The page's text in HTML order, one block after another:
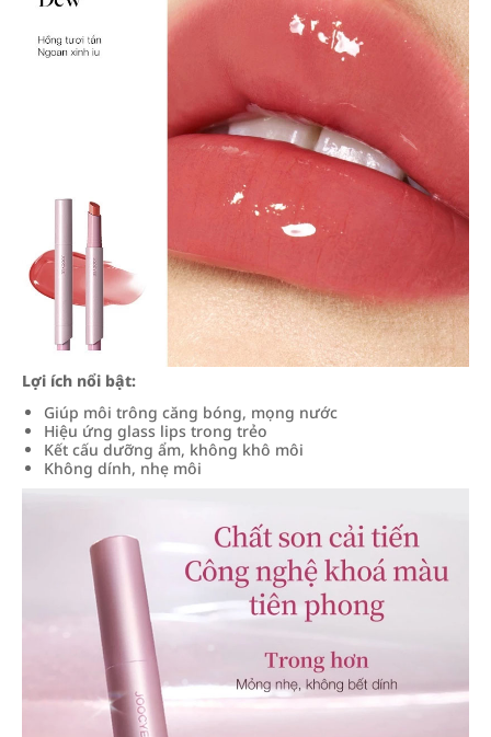
Lợi ích nổi bật:
Giúp môi trông căng bóng, mọng nước
Hiệu ứng glass lips trong trẻo
Kết cấu dưỡng ẩm, không khô môi
Không dính, nhẹ môi